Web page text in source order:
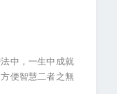
中，一生中成就
便智慧二者之無